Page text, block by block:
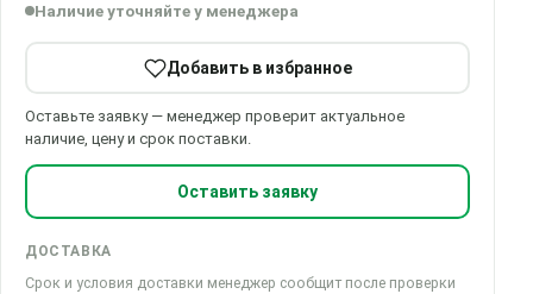
Наличие уточняйте у менеджера
Добавить в избранное
Оставьте заявку — менеджер проверит актуальное
наличие, цену и срок поставки.
Оставить заявку
ДОСТАВКА
Срок и условия доставки менеджер сообщит после проверки